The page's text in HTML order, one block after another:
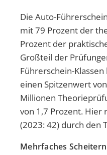
Die Auto-
mit 79 Prozent der
Prozent der
Großteil der
Führerschein-
einen Spitzenwert
Millionen
von 1,7 Prozent. Hier
(2023: 42) durch den
Mehrfaches